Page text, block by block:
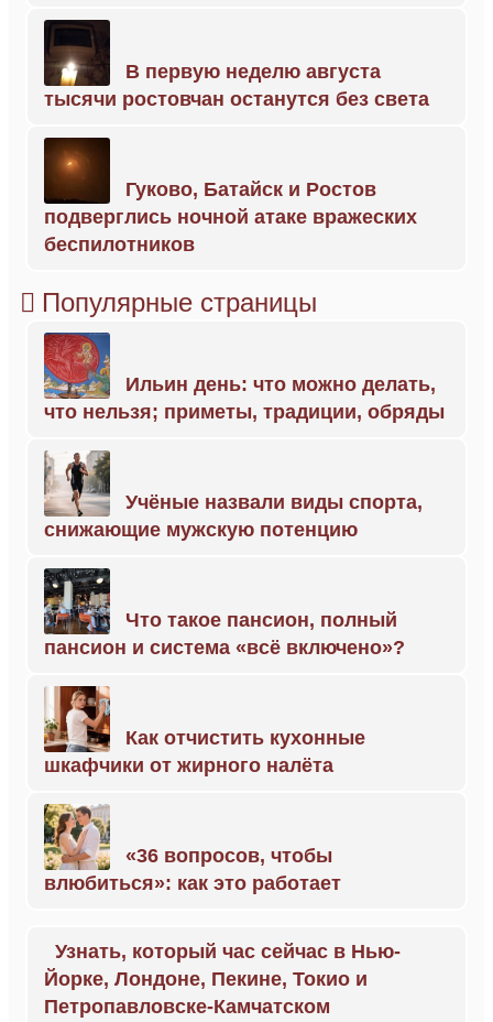
В первую неделю августа
тысячи ростовчан останутся без света
Гуково, Батайск и Ростов
подверглись ночной атаке вражеских
беспилотников
Популярные страницы
Ильин день: что можно делать,
что нельзя; приметы, традиции, обряды
Учёные назвали виды спорта,
снижающие мужскую потенцию
Что такое пансион, полный
пансион и система «всё включено»?
Как отчистить кухонные
шкафчики от жирного налёта
«36 вопросов, чтобы
влюбиться»: как это работает
Узнать, который час сейчас в Нью-
Йорке, Лондоне, Пекине, Токио и
Петропавловске-Камчатском